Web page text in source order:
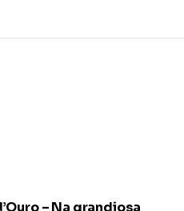
– Na grandiosa